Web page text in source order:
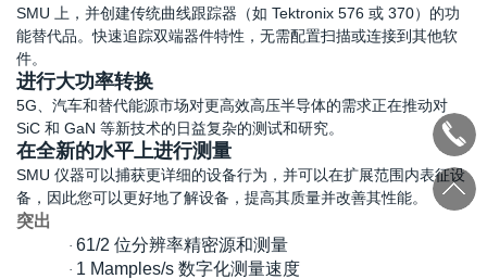
SMU 上，并创建传统曲线跟踪器（如 Tektronix 576 或 370）的功
能替代品。快速追踪双端器件特性，无需配置扫描或连接到其他软
件。
进行大功率转换
5G、汽车和替代能源市场对更高效高压半导体的需求正在推动对
SiC 和 GaN 等新技术的日益复杂的测试和研究。
在全新的水平上进行测量
SMU 仪器可以捕获更详细的设备行为，并可以在扩展范围内表征设
备，因此您可以更好地了解设备，提高其质量并改善其性能。
突出
· 61/2 位分辨率精密源和测量
· 1 Mamples/s 数字化测量速度